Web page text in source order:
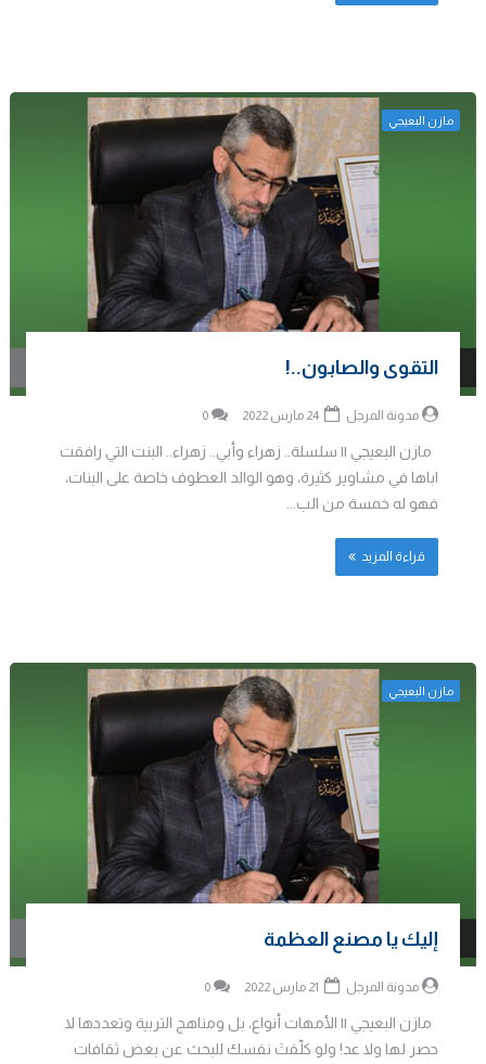
مازن البعيجي
التقوى والصابون..!
مدونة المرجل 0
مازن البعيجي || سلسلة.. زهراء وأبي.. زهراء.. البنت التي رافقت
اباها في مشاوير كثيرة، وهو الوالد العطوف خاصة على البنات،
فهو له خمسة من الب...
قراءة المزيد
مازن البعيجي
إليك يا مصنع العظمة
مدونة المرجل 0
مازن البعيجي || الأمهات أنواع، بل ومناهج التربية وتعددها لا
حصر لها ولا عد! ولو كلّفتَ نفسك للبحث عن بعض ثقافات